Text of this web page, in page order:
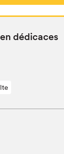
dédicaces